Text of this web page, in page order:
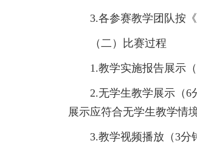
3.各参赛教学团队按
（二）比赛过程
1.教学实施报告展示
2.无学生教学展示（6
展示应符合无学生教学情
3.教学视频播放（3分